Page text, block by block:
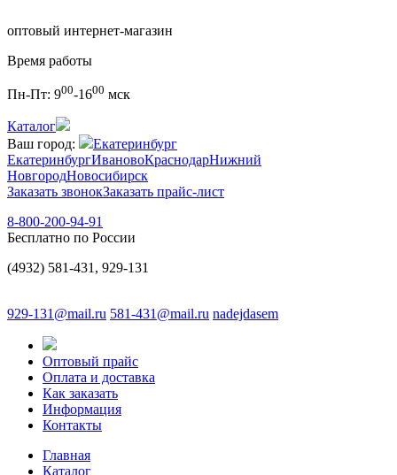
оптовый интернет-магазин
Время работы
Пн-Пт: 900-1600 мск
Каталог
Ваш город:
Екатеринбург
ЕкатеринбургИвановоКраснодарНижний
НовгородНовосибирск
Заказать звонокЗаказать прайс-лист
8-800-200-94-91
Бесплатно по России
(4932) 581-431, 929-131
929-131@mail.ru 581-431@mail.ru nadejdasem
Оптовый прайс
Оплата и доставка
Как заказать
Информация
Контакты
Главная
Каталог